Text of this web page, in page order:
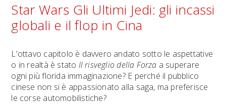
FRANCO RICCIARDIELLO ZENDAYA STAR TREK AVENGERS: DOOMSDAY
Star Wars Gli Ultimi Jedi: gli incassi
globali e il flop in Cina
L'ottavo capitolo è davvero andato sotto le aspettative
o in realtà è stato Il risveglio della Forza a superare
ogni più florida immaginazione? E perché il pubblico
cinese non si è appassionato alla saga, ma preferisce
le corse automobilistiche?